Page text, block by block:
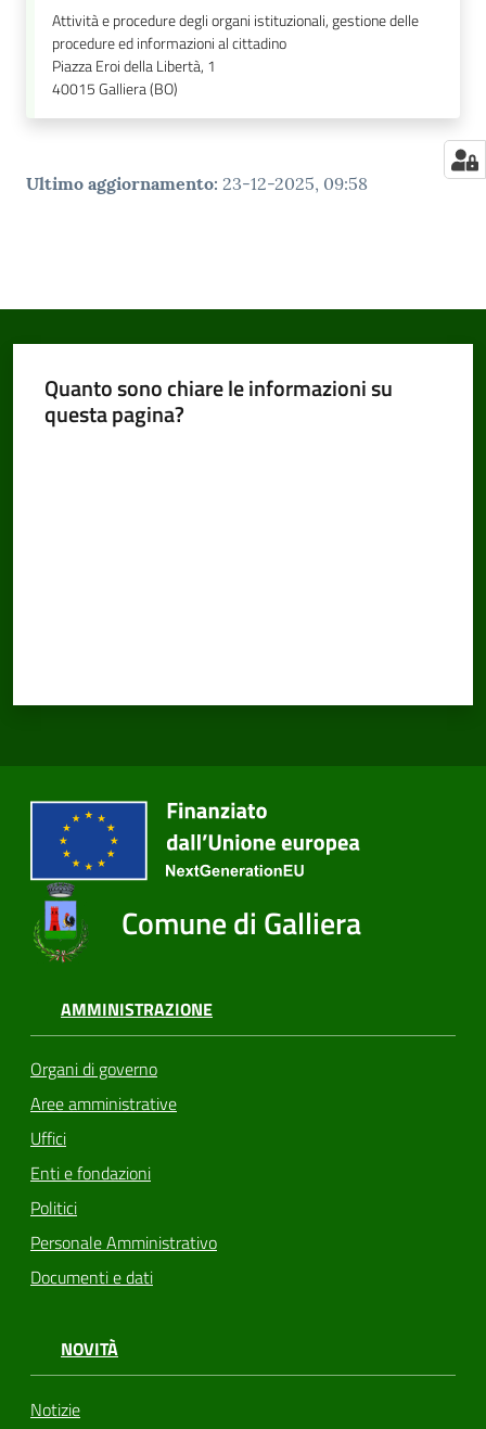
Attività e procedure degli organi istituzionali, gestione delle
procedure ed informazioni al cittadino
Piazza Eroi della Libertà, 1
40015Galliera (BO)
Ultimo aggiornamento: 23-12-2025, 09:58
Quanto sono chiare le informazioni su
questa pagina?
Comune di Galliera
AMMINISTRAZIONE
Organi di governo
Aree amministrative
Uffici
Enti e fondazioni
Politici
Personale Amministrativo
Documenti e dati
NOVITÀ
Notizie